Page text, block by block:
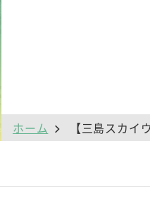
ホーム 【三島スカイ